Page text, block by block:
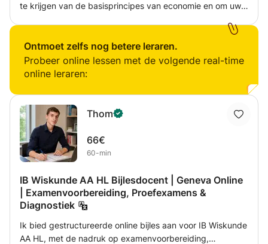
te krijgen van de basisprincipes van economie en om uw
onderwerpen waar u het meest mee worstelt in een
"hands-on" benadering. Onderwezen onderwerpen zijn
onder andere: -Vergelijkingen, ongelijkheden en hoe deze
plotten -Afleiding, volledig en gedeeltelijk -Integratie -
Polynomen, exponentiële getallen, logaritmen en hoe
ermee te werken
Ontmoet zelfs nog betere leraren.
Probeer online lessen met de volgende real-time
online leraren:
Thom
66€
60-min
IB Wiskunde AA HL Bijlesdocent | Geneva Online
| Examenvoorbereiding, Proefexamens &
Diagnostiek
Ik bied gestructureerde online bijles aan voor IB Wiskunde
AA HL, met de nadruk op examenvoorbereiding,